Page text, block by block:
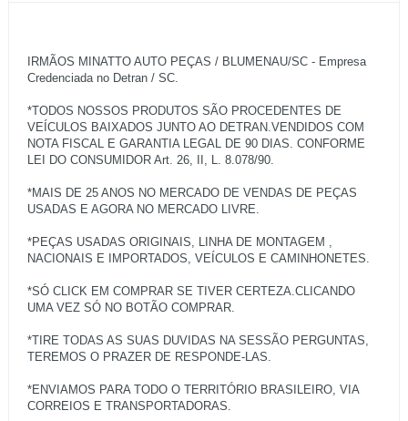
IRMÃOS MINATTO AUTO PEÇAS / BLUMENAU/SC - Empresa
Credenciada no Detran / SC.
*TODOS NOSSOS PRODUTOS SÃO PROCEDENTES DE
VEÍCULOS BAIXADOS JUNTO AO DETRAN.VENDIDOS COM
NOTA FISCAL E GARANTIA LEGAL DE 90 DIAS. CONFORME
LEI DO CONSUMIDOR Art. 26, II, L. 8.078/90.
*MAIS DE 25 ANOS NO MERCADO DE VENDAS DE PEÇAS
USADAS E AGORA NO MERCADO LIVRE.
*PEÇAS USADAS ORIGINAIS, LINHA DE MONTAGEM ,
NACIONAIS E IMPORTADOS, VEÍCULOS E CAMINHONETES.
*SÓ CLICK EM COMPRAR SE TIVER CERTEZA.CLICANDO
UMA VEZ SÓ NO BOTÃO COMPRAR.
*TIRE TODAS AS SUAS DUVIDAS NA SESSÃO PERGUNTAS,
TEREMOS O PRAZER DE RESPONDE-LAS.
*ENVIAMOS PARA TODO O TERRITÓRIO BRASILEIRO, VIA
CORREIOS E TRANSPORTADORAS.